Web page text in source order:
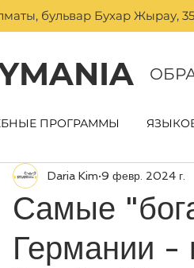
бульвар Бухар Жырау, 35
ПРОГРАММЫ
Самые
Германии -
Daria Kim 9 февр. 2024 г.